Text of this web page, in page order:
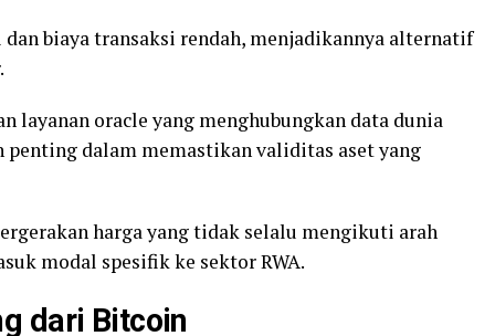
biaya transaksi rendah, menjadikannya alternatif
layanan oracle yang menghubungkan data dunia
dalam memastikan validitas aset yang
harga yang tidak selalu mengikuti arah
modal spesifik ke sektor RWA.
dari Bitcoin